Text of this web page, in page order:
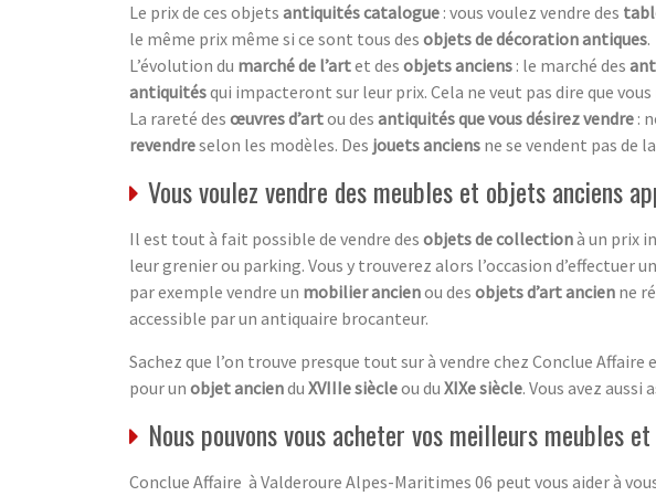
Le prix de ces objets antiquités catalogue : vous voulez vendre des
le même prix même si ce sont tous des objets de décoration antiques.
L’évolution du marché de l’artet des objets anciens : le marché des
antiquitésqui impacteront sur leur prix. Cela ne veut pas dire que
La rareté des œuvres d’artou des antiquités que vous désirez vendre :
revendreselon les modèles. Des jouets anciens ne se vendent pas de
Vous voulez vendre des meubles et objets anciens
Il est tout à fait possible de vendre des objets de collectionà un prix
leur grenier ou parking. Vous y trouverez alors l’occasion d’effectuer
par exemple vendre un mobilier ancienou des objets d’art ancien ne
accessible par un antiquaire brocanteur.
Sachez que l’on trouve presque tout sur à vendre chez Conclue Affaire
pour un objet anciendu XVIIIe siècleou du XIXe siècle. Vous avez aussi
Nous pouvons vous acheter vos meilleurs meubles
Conclue Affaire à Valderoure Alpes-Maritimes 06 peut vous aider à